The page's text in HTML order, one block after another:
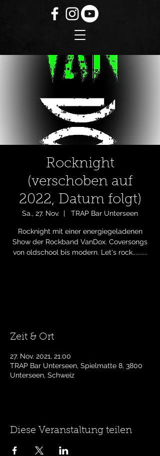
Rocknight
(verschoben auf
2022, Datum folgt)
Sa., 27. Nov.
  |
TRAP Bar Unterseen
Rocknight mit einer energiegeladenen
Show der Rockband VanDox. Coversongs
von oldschool bis modern. Let's rock..........
Zeit & Ort
27. Nov. 2021, 21:00
TRAP Bar Unterseen, Spielmatte 8, 3800
Unterseen, Schweiz
Diese Veranstaltung teilen